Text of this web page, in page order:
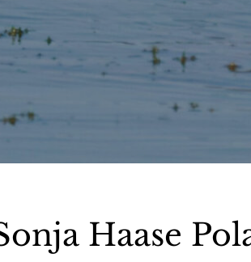
Haase